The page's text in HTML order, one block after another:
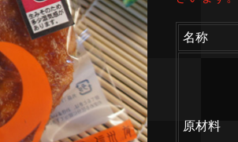
名称
原材料